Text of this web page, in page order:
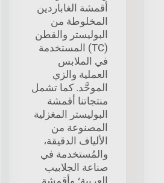
أقمشة الغاباردين
المخلوطة من
البوليستر والقطن
(TC) المستخدمة
في الملابس
العملية والزي
الموحَّد. كما تشمل
منتجاتنا أقمشة
البوليستر المغزلية
المصنوعة من
الألياف الدقيقة،
والمُستخدمة في
صناعة الجلابيب
العربية؛ وأقمشة